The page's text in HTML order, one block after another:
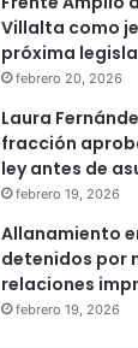
Villalta como
próxima
febrero 20, 2026
Laura
fracción
ley antes de
febrero 19, 2026
Allanamiento
detenidos por
relaciones
febrero 19, 2026